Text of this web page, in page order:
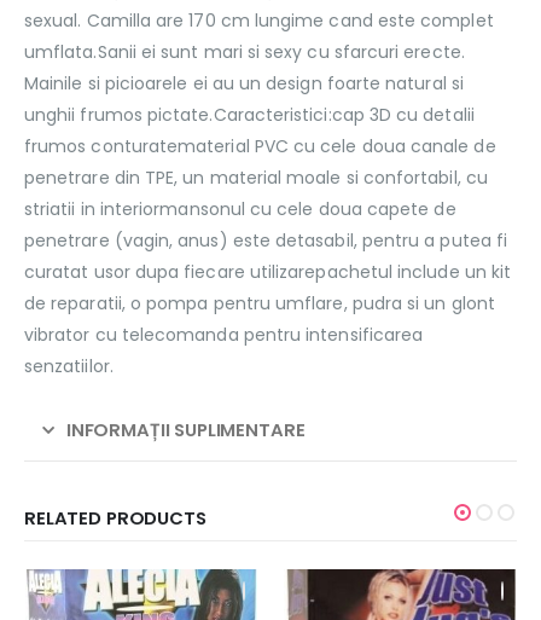
sexual. Camilla are 170 cm lungime cand este complet
umflata.Sanii ei sunt mari si sexy cu sfarcuri erecte.
Mainile si picioarele ei au un design foarte natural si
unghii frumos pictate.Caracteristici:cap 3D cu detalii
frumos conturatematerial PVC cu cele doua canale de
penetrare din TPE, un material moale si confortabil, cu
striatii in interiormansonul cu cele doua capete de
penetrare (vagin, anus) este detasabil, pentru a putea fi
curatat usor dupa fiecare utilizarepachetul include un kit
de reparatii, o pompa pentru umflare, pudra si un glont
vibrator cu telecomanda pentru intensificarea
senzatiilor.
INFORMAȚII SUPLIMENTARE
RELATED PRODUCTS